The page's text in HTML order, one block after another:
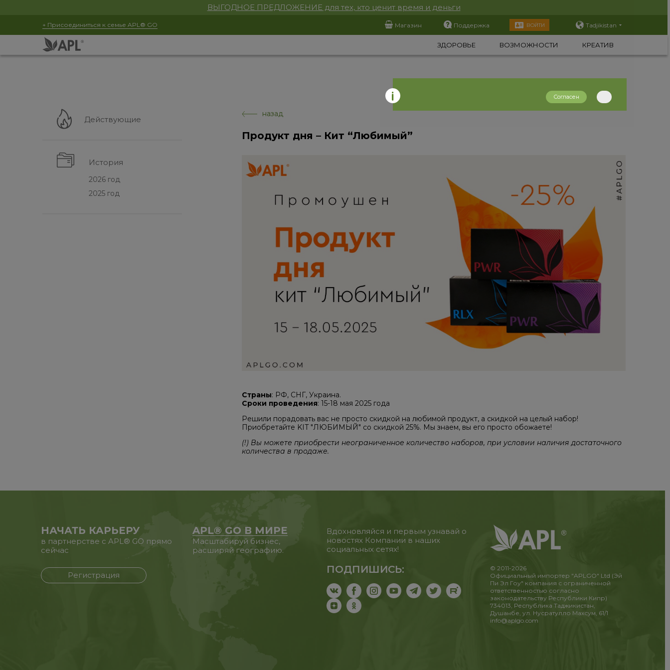
ВЫГОДНОЕ ПРЕДЛОЖЕНИЕ для тех, кто ценит время и деньги
+ Присоединиться к семье APL® GO Магазин Поддержка ВОЙТИ Tadjikistan
ЗДОРОВЬЕ ВОЗМОЖНОСТИ КРЕАТИВ
Действующие
История
2026 год
2025 год
назад
Продукт дня – Кит “Любимый”
Страны: РФ, СНГ, Украина.
Сроки проведения: 15-18 мая 2025 года
Решили порадовать вас не просто скидкой на любимой продукт, а скидкой на целый набор!
Приобретайте KIT "ЛЮБИМЫЙ" со скидкой 25%. Мы знаем, вы его просто обожаете!
(!) Вы можете приобрести неограниченное количество наборов, при условии наличия достаточного
количества в продаже.
НАЧАТЬ КАРЬЕРУ
в партнерстве с APL® GO прямо
сейчас
Регистрация
APL® GO В МИРЕ
Масштабируй бизнес,
расширяй географию.
Вдохновляйся и первым узнавай о
новостях Компании в наших
социальных сетях!
ПОДПИШИСЬ:
© 2011-2026
Официальный импортер "APLGO" Ltd (Эй
Пи Эл Гоу" компания с ограниченной
ответственностью согласно
законодательству Республики Кипр)
734013, Республика Таджикистан,
Душанбе, ул. Нусратулло Махсум, 61/1
info@aplgo.com
Согласен